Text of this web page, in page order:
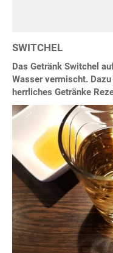
SWITCHEL
Das Getränk Switchel
Wasser vermischt.
herrliches Getränke